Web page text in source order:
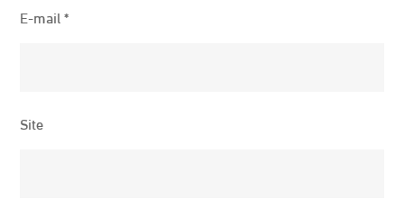
E-mail*
Site